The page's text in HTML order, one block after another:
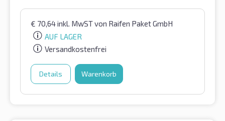
€ 70,64inkl. MwSTvon Raifen Paket GmbH
AUF LAGER
Versandkostenfrei
Details Warenkorb